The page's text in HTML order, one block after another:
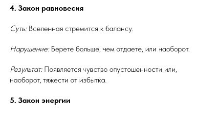
4. Закон равновесия
Суть:Вселенная стремится к балансу.
Нарушение:Берете больше, чем отдаете, или наоборот.
Результат:Появляется чувство опустошенности или,
наоборот, тяжести от избытка.
5. Закон энергии